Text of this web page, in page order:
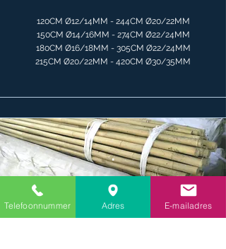
120CM Ø12/14MM - 244CM Ø20/22MM
150CM Ø14/16MM - 274CM Ø22/24MM
180CM Ø16/18MM - 305CM Ø22/24MM
215CM Ø20/22MM - 420CM Ø30/35MM
.
Telefoonnummer Adres E-mailadres